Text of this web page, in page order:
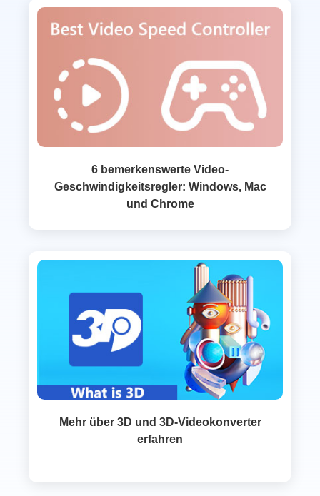
6 bemerkenswerte Video-
Geschwindigkeitsregler: Windows, Mac
und Chrome
Mehr über 3D und 3D‑Videokonverter
erfahren